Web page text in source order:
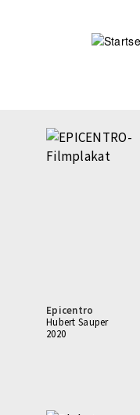
Epicentro
Hubert Sauper
2020